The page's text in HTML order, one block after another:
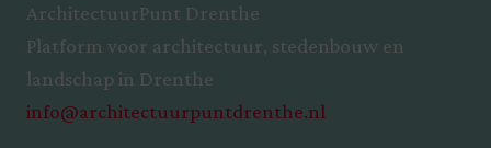
ArchitectuurPunt Drenthe
Platform voor architectuur, stedenbouw en
landschap in Drenthe
info@architectuurpuntdrenthe.nl